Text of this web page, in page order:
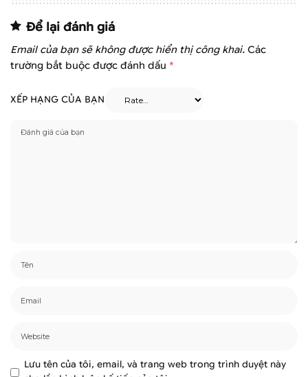
Để lại đánh giá
Email của bạn sẽ không được hiển thị công khai. Các
trường bắt buộc được đánh dấu *
XẾP HẠNG CỦA BẠN
Lưu tên của tôi, email, và trang web trong trình duyệt này